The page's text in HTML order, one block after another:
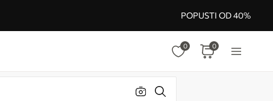
POPUSTI OD 40%
0 0